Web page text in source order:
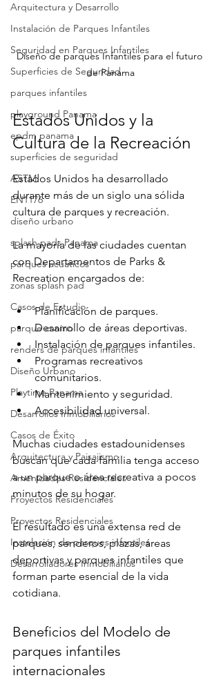
Arquitectura y Desarrollo
Instalación de Parques Infantiles
Seguridad en Parques Infantiles
Superficies de Seguridad
parques infantiles
playground Panama
epdm panama
superficies de seguridad
ASTM
EN1176
diseño urbano
splash pads Panama
parques acuaticos
zonas splash pad
Casos de Estudio
parque canino
renders de parques infantiles
Diseño Urbano
Playtime Panama
Desarrollos Inmobiliarios
Casos de Éxito
Arquitectura y Paisajismo
Amenidades Residenciales
Proyectos Residenciales
Proyectos Residenciales
Instalación de parques infantiles
Desarrolladores Inmobiliarios
Diseño de parques Infantiles para el futuro
de Panama
Estados Unidos y la
Cultura de la Recreación
Estados Unidos ha desarrollado
durante más de un siglo una sólida
cultura de parques y recreación.
La mayoría de las ciudades cuentan
con Departamentos de Parks &
Recreation encargados de:
Planificación de parques.
Desarrollo de áreas deportivas.
Instalación de parques infantiles.
Programas recreativos
comunitarios.
Mantenimiento y seguridad.
Accesibilidad universal.
Muchas ciudades estadounidenses
buscan que cada familia tenga acceso
a un parque o área recreativa a pocos
minutos de su hogar.
El resultado es una extensa red de
parques, senderos, plazas, áreas
deportivas y parques infantiles que
forman parte esencial de la vida
cotidiana.
Beneficios del Modelo de
parques infantiles
internacionales